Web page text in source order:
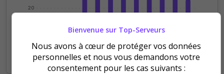
0
20
Sep Oct Nov Dec Jan Feb Mar Apr May Jun Jul Aug
Bienvenue sur Top-Serveurs
Nous avons à cœur de protéger vos données
personnelles et nous vous demandons votre
consentement pour les cas suivants :